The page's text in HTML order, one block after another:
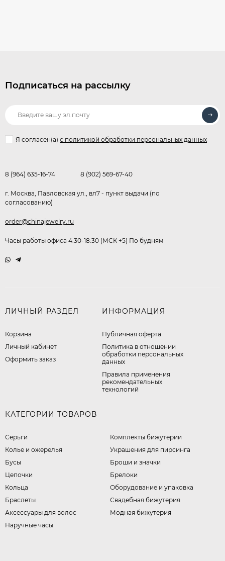
Подписаться на рассылку
Я согласен(a) с политикой обработки персональных данных
8 (964) 635-16-74 8 (902) 569-67-40
г. Москва, Павловская ул., вл7 - пункт выдачи (по
согласованию)
order@chinajewelry.ru
Часы работы офиса 4:30-18:30 (МСК +5) По будням
ЛИЧНЫЙ РАЗДЕЛ
Корзина
Личный кабинет
Оформить заказ
ИНФОРМАЦИЯ
Публичная оферта
​Политика в отношении
обработки персональных
данных
Правила применения
рекомендательных
технологий
КАТЕГОРИИ ТОВАРОВ
Серьги
Колье и ожерелья
Бусы
Цепочки
Кольца
Браслеты
Аксессуары для волос
Наручные часы
Комплекты бижутерии
Украшения для пирсинга
Броши и значки
Брелоки
Оборудование и упаковка
Свадебная бижутерия
Модная бижутерия